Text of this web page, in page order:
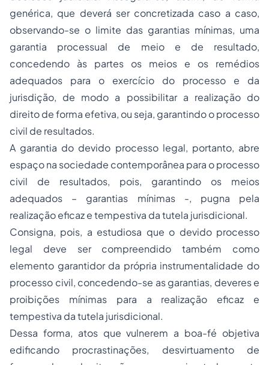
genérica, que deverá ser concretizada caso a caso,
observando-se o limite das garantias mínimas, uma
garantia processual de meio e de resultado,
concedendo às partes os meios e os remédios
adequados para o exercício do processo e da
jurisdição, de modo a possibilitar a realização do
direito de forma efetiva, ou seja, garantindo o processo
civil de resultados.
A garantia do devido processo legal, portanto, abre
espaço na sociedade contemporânea para o processo
civil de resultados, pois, garantindo os meios
adequados – garantias mínimas -, pugna pela
realização eficaz e tempestiva da tutela jurisdicional.
Consigna, pois, a estudiosa que o devido processo
legal deve ser compreendido também como
elemento garantidor da própria instrumentalidade do
processo civil, concedendo-se as garantias, deveres e
proibições mínimas para a realização eficaz e
tempestiva da tutela jurisdicional.
Dessa forma, atos que vulnerem a boa-fé objetiva
edificando procrastinações, desvirtuamento de